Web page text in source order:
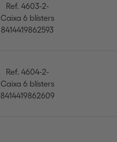
Ref. 4603-2-
Caixa 6 blísters
8414419862593
Ref. 4604-2-
Caixa 6 blísters
8414419862609